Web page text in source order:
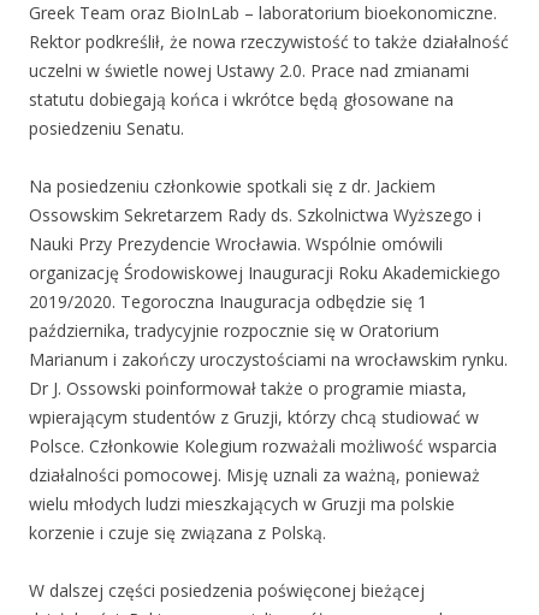
Greek Team oraz BioInLab – laboratorium bioekonomiczne.
Rektor podkreślił, że nowa rzeczywistość to także działalność
uczelni w świetle nowej Ustawy 2.0. Prace nad zmianami
statutu dobiegają końca i wkrótce będą głosowane na
posiedzeniu Senatu.
Na posiedzeniu członkowie spotkali się z dr. Jackiem
Ossowskim Sekretarzem Rady ds. Szkolnictwa Wyższego i
Nauki Przy Prezydencie Wrocławia. Wspólnie omówili
organizację Środowiskowej Inauguracji Roku Akademickiego
2019/2020. Tegoroczna Inauguracja odbędzie się 1
października, tradycyjnie rozpocznie się w Oratorium
Marianum i zakończy uroczystościami na wrocławskim rynku.
Dr J. Ossowski poinformował także o programie miasta,
wpierającym studentów z Gruzji, którzy chcą studiować w
Polsce. Członkowie Kolegium rozważali możliwość wsparcia
działalności pomocowej. Misję uznali za ważną, ponieważ
wielu młodych ludzi mieszkających w Gruzji ma polskie
korzenie i czuje się związana z Polską.
W dalszej części posiedzenia poświęconej bieżącej